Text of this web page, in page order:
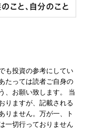
も投資の参考にしてい
たっては読者ご自身の
、お願い致します。 当
りますが、記載される
りません。万が一、ト
一切行っておりません